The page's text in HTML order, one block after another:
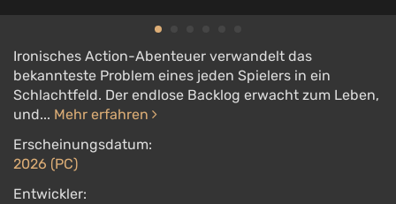
Ironisches Action-Abenteuer verwandelt das
bekannteste Problem eines jeden Spielers in ein
Schlachtfeld. Der endlose Backlog erwacht zum Leben,
und... Mehr erfahren
Erscheinungsdatum:
2026 (PC)
Entwickler: